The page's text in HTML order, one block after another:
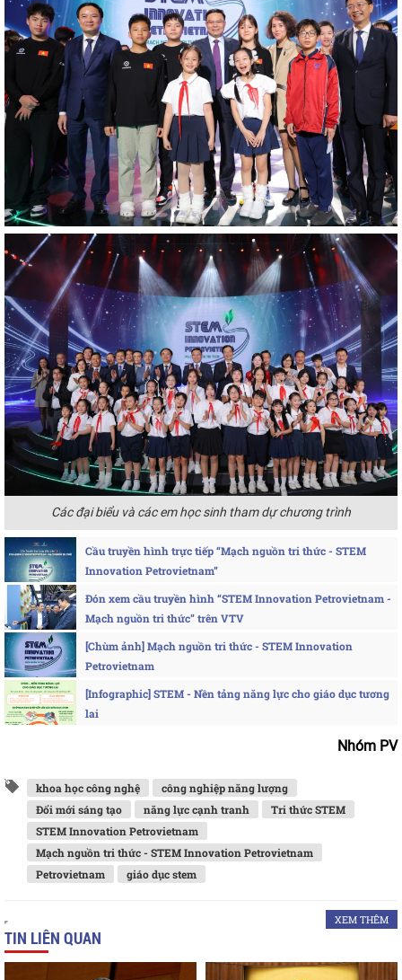
Các đại biểu và các em học sinh tham dự chương trình
Cầu truyền hình trực tiếp “Mạch nguồn tri thức - STEM
Innovation Petrovietnam”
Đón xem cầu truyền hình “STEM Innovation Petrovietnam -
Mạch nguồn tri thức” trên VTV
[Chùm ảnh] Mạch nguồn tri thức - STEM Innovation
Petrovietnam
[Infographic] STEM - Nền tảng năng lực cho giáo dục tương
lai
Nhóm PV
khoa học công nghệ
công nghiệp năng lượng
Đổi mới sáng tạo
năng lực cạnh tranh
Tri thức STEM
STEM Innovation Petrovietnam
Mạch nguồn tri thức - STEM Innovation Petrovietnam
Petrovietnam
giáo dục stem
XEM THÊM
TIN LIÊN QUAN